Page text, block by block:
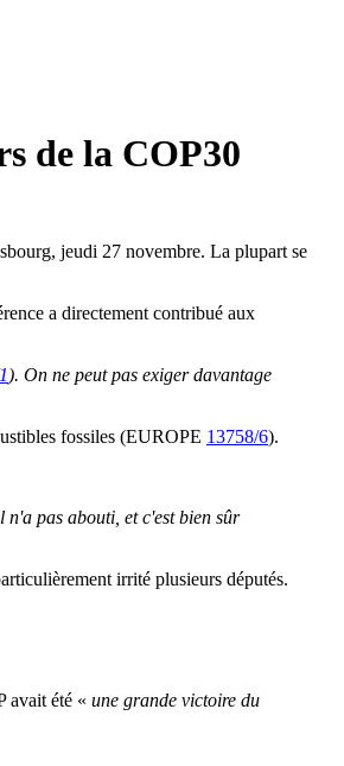
de la COP30
jeudi 27 novembre. La plupart se
a directement contribué aux
). On ne peut pas exiger davantage
fossiles (EUROPE 13758/6).
pas abouti, et c'est bien sûr
irrité plusieurs députés.
avait été « une grande victoire du